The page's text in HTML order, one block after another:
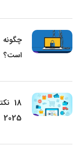
است؟
2025